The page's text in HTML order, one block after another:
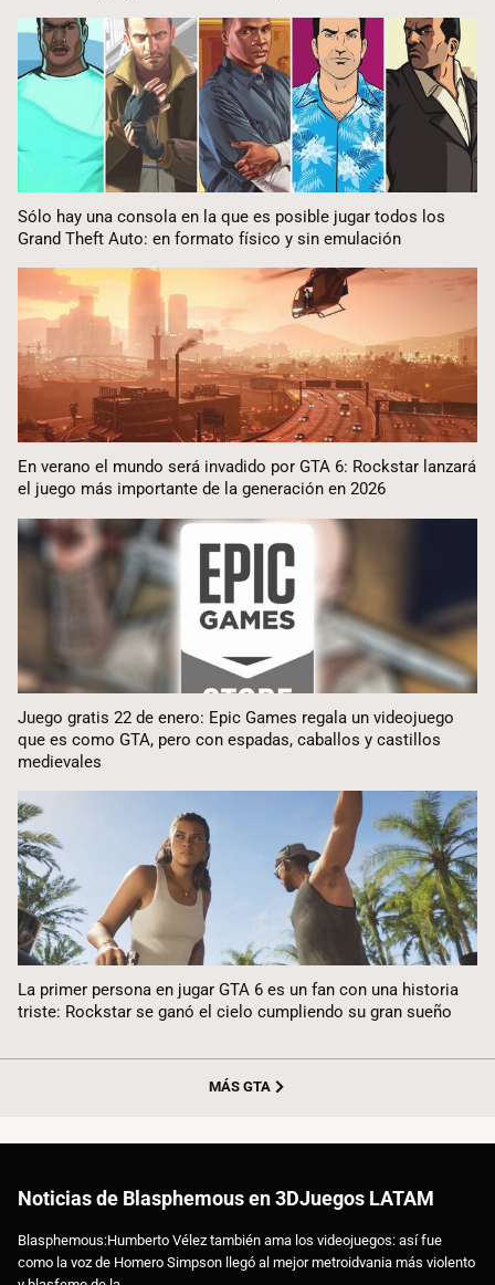
Sólo hay una consola en la que es posible jugar todos los
Grand Theft Auto: en formato físico y sin emulación
En verano el mundo será invadido por GTA 6: Rockstar lanzará
el juego más importante de la generación en 2026
Juego gratis 22 de enero: Epic Games regala un videojuego
que es como GTA, pero con espadas, caballos y castillos
medievales
La primer persona en jugar GTA 6 es un fan con una historia
triste: Rockstar se ganó el cielo cumpliendo su gran sueño
MÁS GTA
Noticias de Blasphemous en 3DJuegos LATAM
Blasphemous:Humberto Vélez también ama los videojuegos: así fue
como la voz de Homero Simpson llegó al mejor metroidvania más violento